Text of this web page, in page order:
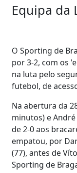
Equipa da
O Sporting de
por 3-2, com os
na luta pelo
futebol, de
Na abertura da
minutos) e
de 2-0 aos
empatou, por
(77), antes de
Sporting de